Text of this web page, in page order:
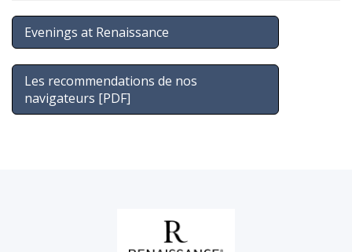
Evenings at Renaissance
Les recommendations de nos
navigateurs [PDF]